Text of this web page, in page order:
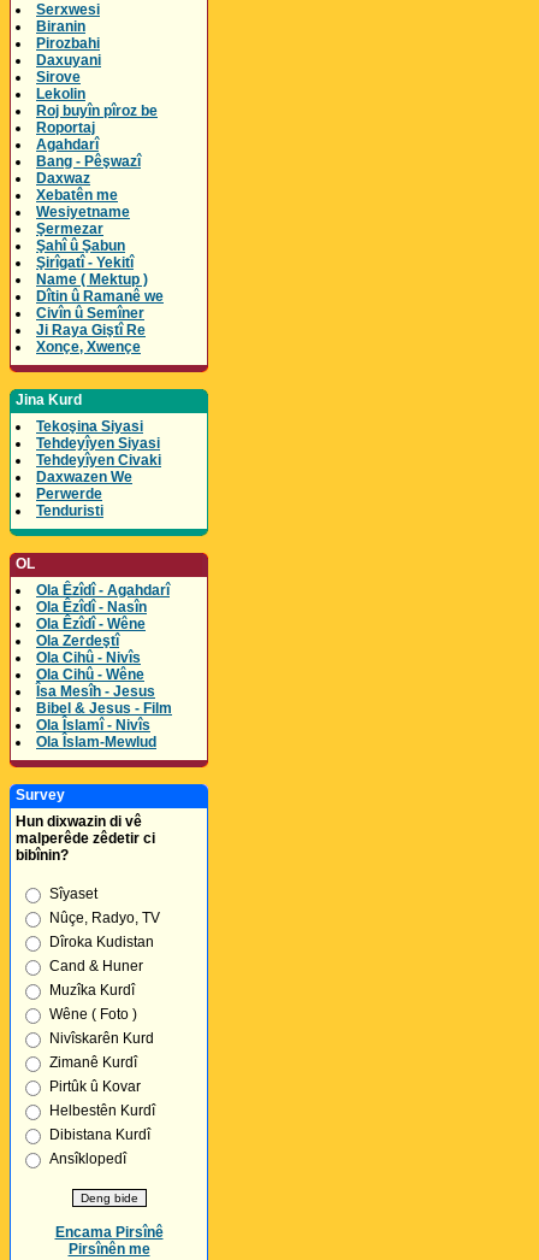
Serxwesi
Biranin
Pirozbahi
Daxuyani
Sirove
Lekolin
Roj buyîn pîroz be
Roportaj
Agahdarî
Bang - Pêşwazî
Daxwaz
Xebatên me
Wesiyetname
Şermezar
Şahî û Şabun
Şirîgatî - Yekitî
Name ( Mektup )
Dîtin û Ramanê we
Civîn û Semîner
Ji Raya Giştî Re
Xonçe, Xwençe
Jina Kurd
Tekoşina Siyasi
Tehdeyîyen Siyasi
Tehdeyîyen Civaki
Daxwazen We
Perwerde
Tenduristi
OL
Ola Êzîdî - Agahdarî
Ola Êzîdî - Nasîn
Ola Êzîdî - Wêne
Ola Zerdeştî
Ola Cihû - Nivîs
Ola Cihû - Wêne
Îsa Mesîh - Jesus
Bibel & Jesus - Film
Ola Îslamî - Nivîs
Ola Îslam-Mewlud
Survey
Hun dixwazin di vê
malperêde zêdetir ci
bibînin?
Sîyaset
Nûçe, Radyo, TV
Dîroka Kudistan
Cand & Huner
Muzîka Kurdî
Wêne ( Foto )
Nivîskarên Kurd
Zimanê Kurdî
Pirtûk û Kovar
Helbestên Kurdî
Dibistana Kurdî
Ansîklopedî
Encama Pirsînê
Pirsînên me